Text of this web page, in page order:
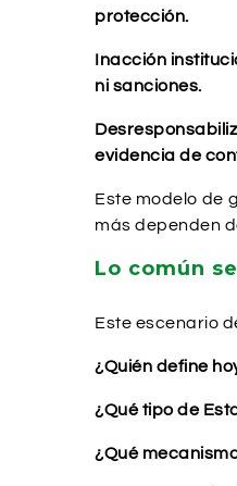
protección.
Inacción
ni sanciones.
evidencia de
Este modelo de
más dependen
Lo común
Este escenario
¿Quién define
¿Qué tipo de
¿Qué